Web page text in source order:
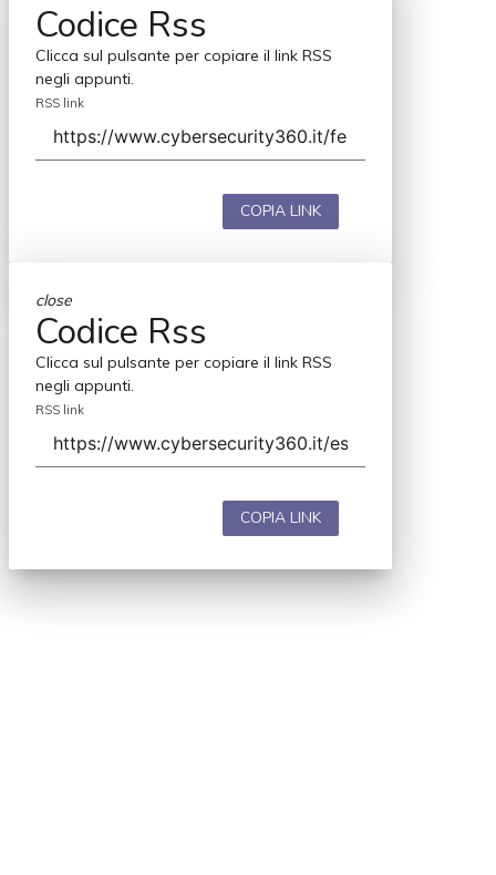
Codice Rss
Clicca sul pulsante per copiare il link RSS
negli appunti.
RSS link
COPIA LINK
close
Codice Rss
Clicca sul pulsante per copiare il link RSS
negli appunti.
RSS link
COPIA LINK